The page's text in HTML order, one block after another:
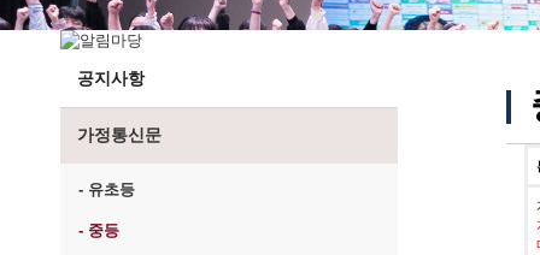
공지사항
가정통신문
- 유초등
- 중등